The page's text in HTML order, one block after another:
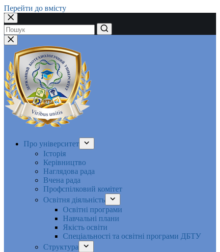
Перейти до вмісту
Немає
результатів
Про університет
Історія
Керівництво
Наглядова рада
Вчена рада
Профспілковий комітет
Освітня діяльність
Освітні програми
Навчальні плани
Якість освіти
Спеціальності та освітні програми ДБТУ
Структура